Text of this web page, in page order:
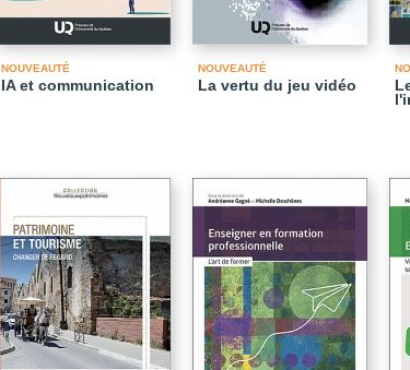
NOUVEAUTÉ
IA et communication
NOUVEAUTÉ
La vertu du jeu vidéo